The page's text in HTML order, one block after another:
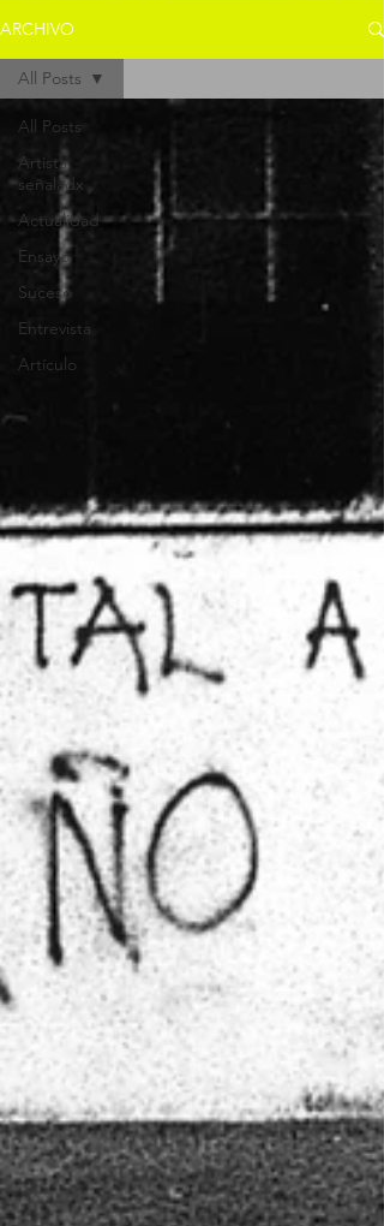
ARCHIVO
All Posts
Artista
señaladx
Actualidad
Ensayo
Suceso
Entrevista
Artículo
All Posts